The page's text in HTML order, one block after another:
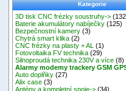
Kategorie
3D tisk CNC frézky soustruhy->
Baterie akumulátory nabíječky (125)
Bezpečnostní kamery (3)
Chytrá smart klika (2)
CNC frézky na plasty + AL
(1)
Fotovoltaika FV technika (29)
Silnoproudá technika 230V a více (8)
Alarmy modemy trackery GSM
Auto doplňky (27)
Alix case (3)
Antény a kompletní spoje-> (34)